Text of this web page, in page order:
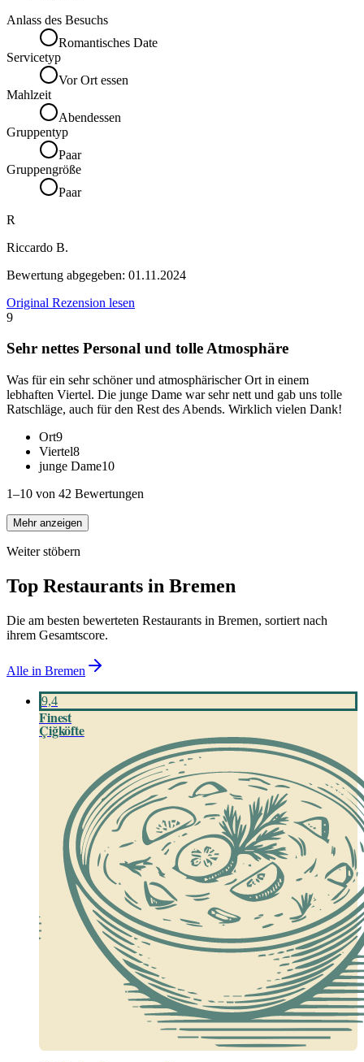
Anlass des Besuchs
Romantisches Date
Servicetyp
Vor Ort essen
Mahlzeit
Abendessen
Gruppentyp
Paar
Gruppengröße
Paar
R
Riccardo B.
Bewertung abgegeben: 01.11.2024
Original Rezension lesen
9
Sehr nettes Personal und tolle Atmosphäre
Was für ein sehr schöner und atmosphärischer Ort in einem
lebhaften Viertel. Die junge Dame war sehr nett und gab uns tolle
Ratschläge, auch für den Rest des Abends. Wirklich vielen Dank!
Ort9
Viertel8
junge Dame10
1–10 von 42 Bewertungen
Mehr anzeigen
Weiter stöbern
Top Restaurants in Bremen
Die am besten bewerteten Restaurants in Bremen, sortiert nach
ihrem Gesamtscore.
Alle in Bremen
9,4
Finest
Çiğköfte